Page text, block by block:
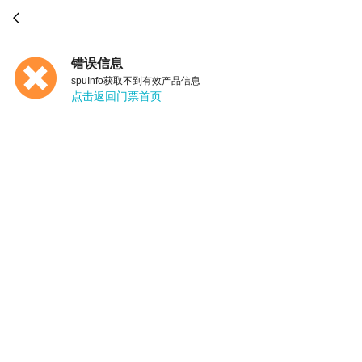

错误信息
spuInfo获取不到有效产品信息
点击返回门票首页